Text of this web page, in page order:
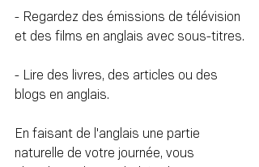
- Regardez des émissions de télévision
et des films en anglais avec sous-titres.
- Lire des livres, des articles ou des
blogs en anglais.
En faisant de l'anglais une partie
naturelle de votre journée, vous